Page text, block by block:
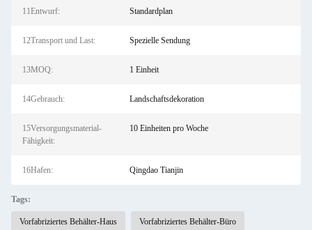
11Entwurf: Standardplan
12Transport und Last: Spezielle Sendung
13MOQ: 1 Einheit
14Gebrauch: Landschaftsdekoration
15Versorgungsmaterial-
Fähigkeit:
10 Einheiten pro Woche
16Hafen: Qingdao Tianjin
Tags:
Vorfabriziertes Behälter-Haus Vorfabriziertes Behälter-Büro